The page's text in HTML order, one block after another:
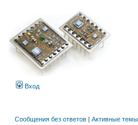
Вход
Сообщения без ответов | Активные темы